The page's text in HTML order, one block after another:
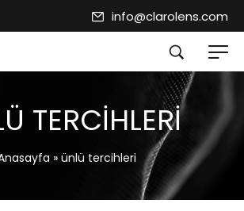
info@clarolens.com
TERCIHLERI
» ünlü tercihleri